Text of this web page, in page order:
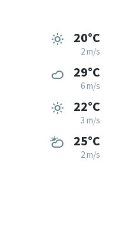
20°C
2 m/s
29°C
6 m/s
22°C
3 m/s
25°C
2 m/s